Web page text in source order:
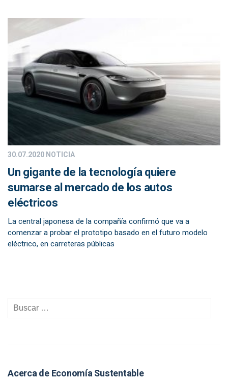
30.07.2020NOTICIA
Un gigante de la tecnología quiere
sumarse al mercado de los autos
eléctricos
La central japonesa de la compañía confirmó que va a
comenzar a probar el prototipo basado en el futuro modelo
eléctrico, en carreteras públicas
Acerca de Economía Sustentable